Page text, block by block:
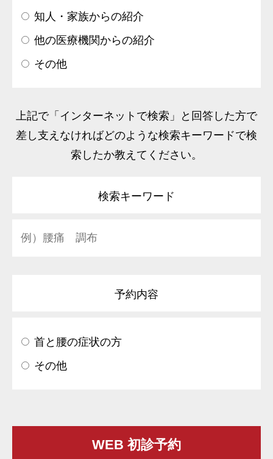
知人・家族からの紹介
他の医療機関からの紹介
その他
上記で「インターネットで検索」と回答した方で
差し支えなければどのような検索キーワードで検
索したか教えてください。
検索キーワード
予約内容
首と腰の症状の方
その他